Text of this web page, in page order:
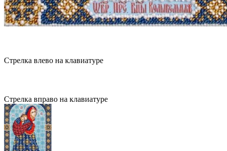
Стрелка влево на клавиатуре
Стрелка вправо на клавиатуре